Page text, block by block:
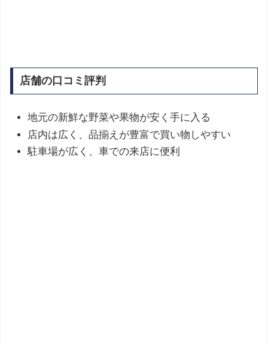
店舗の口コミ評判
地元の新鮮な野菜や果物が安く手に入る
店内は広く、品揃えが豊富で買い物しやすい
駐車場が広く、車での来店に便利